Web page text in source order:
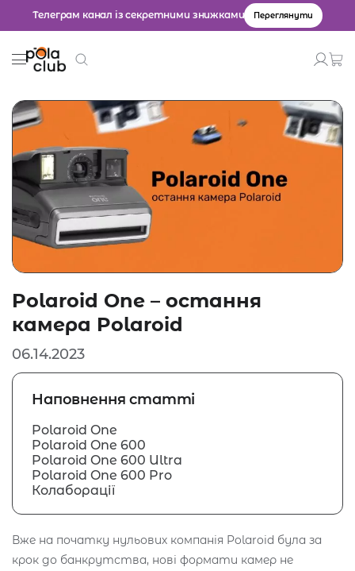
Телеграм канал із секретними знижками Переглянути
Товари
Введіть значення для пошуку.
Polaroid One – остання
камера Polaroid
06.14.2023
Наповнення статті
Polaroid One
Polaroid One 600
Polaroid One 600 Ultra
Polaroid One 600 Pro
Колаборації
Вже на початку нульових компанія Polaroid була за
крок до банкрутства, нові формати камер не